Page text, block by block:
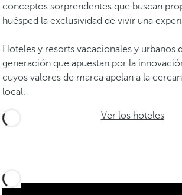
conceptos sorprendentes que buscan
huésped la exclusividad de vivir una
Hoteles y resorts vacacionales y urbanos
generación que apuestan por la
cuyos valores de marca apelan a la
local.
Ver los hoteles